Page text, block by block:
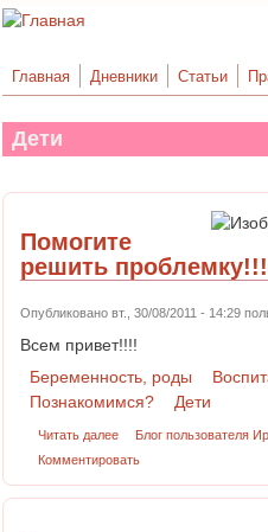
Главная Дневники Статьи
Дети
Помогите
решить
Опубликовано вт., 30/08/2011 - 14:29
Всем привет!!!!
Беременность, роды
Познакомимся?
Дети
Читать далее Блог пользователя
Комментировать